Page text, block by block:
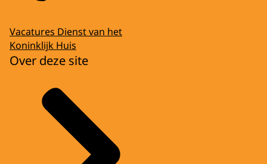
Vacatures Dienst van het
Koninklijk Huis
Over deze site